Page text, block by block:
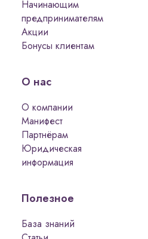
Начинающим
предпринимателям
Акции
Бонусы клиентам
О нас
О компании
Манифест
Партнёрам
Юридическая
информация
Полезное
База знаний